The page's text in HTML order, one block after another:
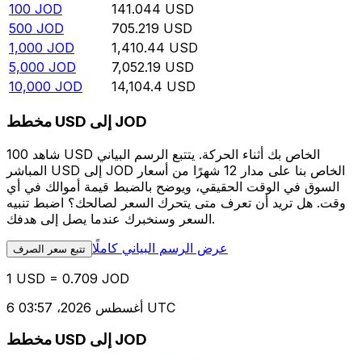
100 JOD 141.044 USD
500 JOD 705.219 USD
1,000 JOD 1,410.44 USD
5,000 JOD 7,052.19 USD
10,000 JOD 14,104.4 USD
مخطط USD إلى JOD
شاهد 100 USD الخاص بك أثناء الحركة. يتتبع الرسم البياني
المباشر USD إلى JOD الخاص بنا على مدار 12 شهرًا من أسعار
السوق في الوقت الحقيقي، ويوضح بالضبط قيمة أموالك في أي
وقت. هل تريد أن تعرف متى يتحرك السعر لصالحك؟ اضبط تنبيه
السعر وسنخبرك عندما يصل إلى هدفك.
تتبع سعر الصرف عرض الرسم البياني كاملًا
1 USD = 0.709 JOD
6 أغسطس 2026، 03:57 UTC
مخطط USD إلى JOD